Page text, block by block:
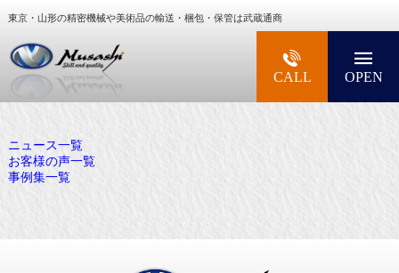
東京・山形の精密機械や美術品の輸送・梱包・保管は武蔵通商
大型精密機械・美術品・高級楽器の梱包・輸送
CALL OPEN
ニュース一覧
お客様の声一覧
事例集一覧